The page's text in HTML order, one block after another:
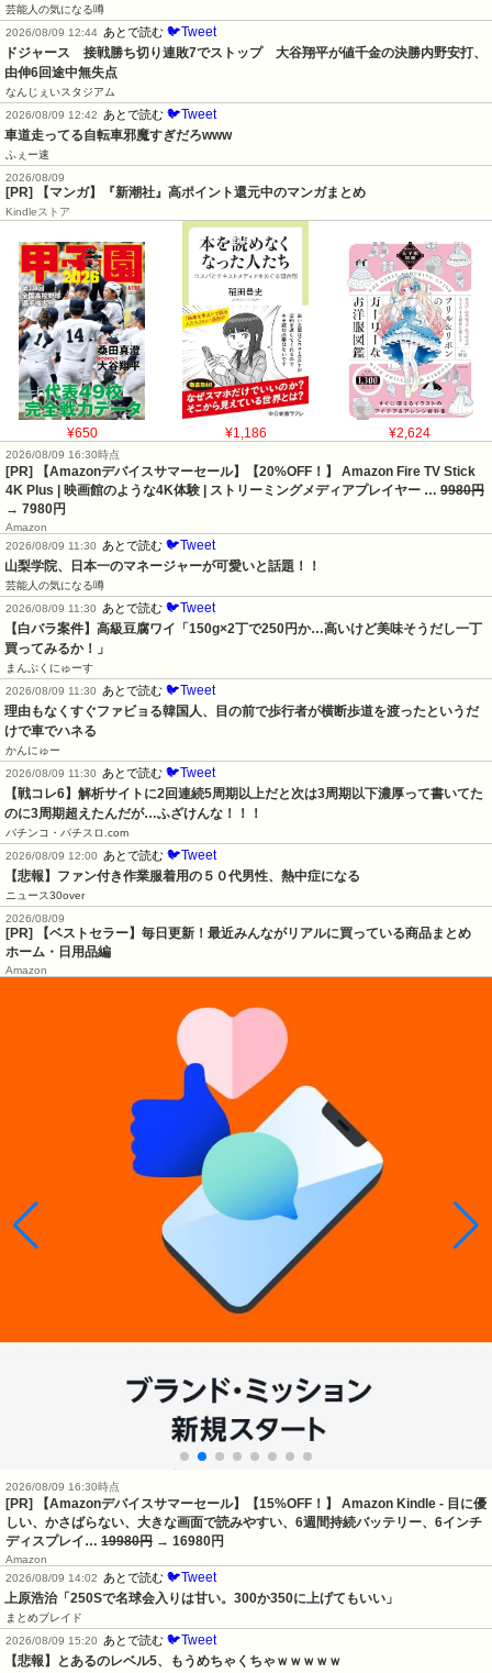
芸能人の気になる噂
2026/08/09 12:44 あとで読む 🐦Tweet
ドジャース　接戦勝ち切り連敗7でストップ　大谷翔平が値千金の決勝内野安打、
由伸6回途中無失点
なんじぇいスタジアム
2026/08/09 12:42
あとで読む 🐦Tweet
車道走ってる自転車邪魔すぎだろwww
ふぇー速
2026/08/09
[PR] 【マンガ】『新潮社』高ポイント還元中のマンガまとめ
Kindleストア
¥650 ¥1,186 ¥2,624
2026/08/09 16:30時点
[PR] 【Amazonデバイスサマーセール】【20%OFF！】 Amazon Fire TV Stick
4K Plus | 映画館のような4K体験 | ストリーミングメディアプレイヤー … 9980円
→ 7980円
Amazon
2026/08/09 11:30 あとで読む 🐦Tweet
山梨学院、日本一のマネージャーが可愛いと話題！！
芸能人の気になる噂
2026/08/09 11:30 あとで読む 🐦Tweet
【白バラ案件】高級豆腐ワイ「150g×2丁で250円か…高いけど美味そうだし一丁
買ってみるか！」
まんぷくにゅーす
2026/08/09 11:30 あとで読む 🐦Tweet
理由もなくすぐファビョる韓国人、目の前で歩行者が横断歩道を渡ったというだ
けで車でハネる
かんにゅー
2026/08/09 11:30 あとで読む 🐦Tweet
【戦コレ6】解析サイトに2回連続5周期以上だと次は3周期以下濃厚って書いてた
のに3周期超えたんだが…ふざけんな！！！
パチンコ・パチスロ.com
2026/08/09 12:00 あとで読む 🐦Tweet
【悲報】ファン付き作業服着用の５０代男性、熱中症になる
ニュース30over
2026/08/09
[PR] 【ベストセラー】毎日更新！最近みんながリアルに買っている商品まとめ
ホーム・日用品編
Amazon
2026/08/09 16:30時点
[PR] 【Amazonデバイスサマーセール】【15%OFF！】 Amazon Kindle - 目に優
しい、かさばらない、大きな画面で読みやすい、6週間持続バッテリー、6インチ
ディスプレイ… 19980円 → 16980円
Amazon
2026/08/09 14:02 あとで読む 🐦Tweet
上原浩治「250Sで名球会入りは甘い。300か350に上げてもいい」
まとめブレイド
2026/08/09 15:20 あとで読む 🐦Tweet
【悲報】とあるのレベル5、もうめちゃくちゃｗｗｗｗｗ